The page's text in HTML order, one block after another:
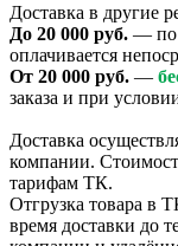
Доставка в другие
До 20 000 руб. — по
оплачивается
От 20 000 руб. —
заказа и при
Доставка
компании.
тарифам ТК.
Отгрузка товара в
время доставки до